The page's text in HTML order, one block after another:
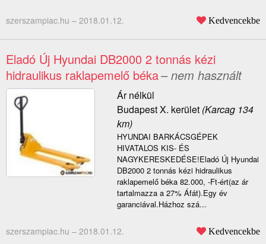
szerszampiac.hu – 2018.01.12. Kedvencekbe
Eladó Új Hyundai DB2000 2 tonnás kézi
hidraulikus raklapemelő béka– nem használt
Ár nélkül
Budapest X. kerület(Karcag 134
km)
HYUNDAI BARKÁCSGÉPEK
HIVATALOS KIS- ÉS
NAGYKERESKEDÉSE!Eladó Új Hyundai
DB2000 2 tonnás kézi hidraulikus
raklapemelő béka 82.000, -Ft-ért(az ár
tartalmazza a 27% Áfát).Egy év
garanciával.Házhoz szá...
szerszampiac.hu – 2018.01.12. Kedvencekbe